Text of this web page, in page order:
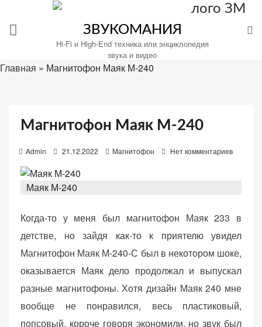
содержимому
ЗВУКОМАНИЯ
Hi-Fi и High-End техника или энциклопедия
звука и видео
Главная » Магнитофон Маяк М-240
Магнитофон Маяк М-240
Admin
s
t
n
21.12.2022 Магнитофон Нет комментариев
Маяк М-240
Когда-то у меня был магнитофон Маяк 233 в
детстве, но зайдя как-то к приятелю увидел
Магнитофон Маяк М-240-С был в некотором шоке,
оказывается Маяк дело продолжал и выпускал
разные магнитофоны. Хотя дизайн Маяк 240 мне
вообще не понравился, весь пластиковый,
попсовый, короче говоря экономили, но звук был
cookie
Звукомания.